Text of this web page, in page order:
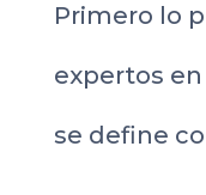
Primero lo
expertos
se define